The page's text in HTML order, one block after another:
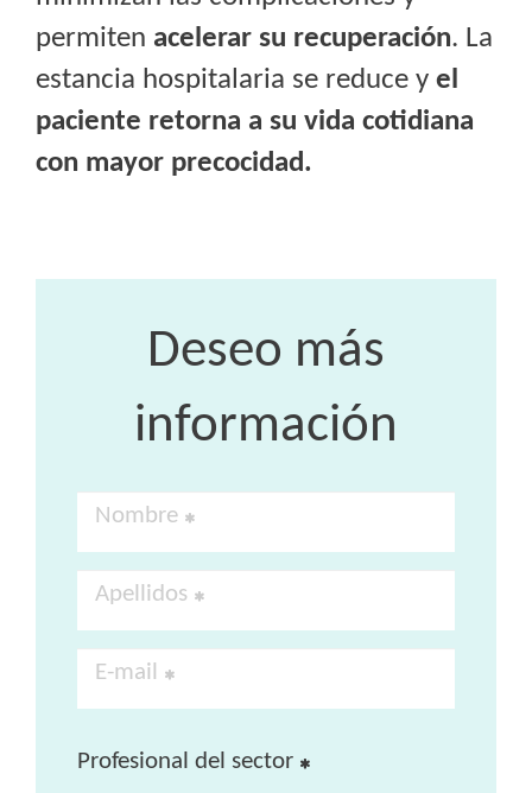
permiten acelerar su recuperación. La
estancia hospitalaria se reduce y el
paciente retorna a su vida cotidiana
con mayor precocidad.
Deseo más
información
Nombre
Apellidos
E-mail
Profesional del sector